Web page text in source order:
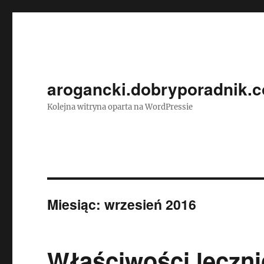
Kolejna witryna oparta na WordPressie
Miesiąc:wrzesień 2016